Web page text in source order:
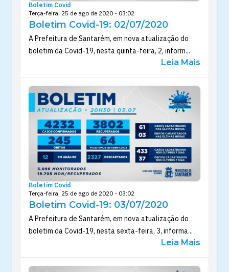
Boletim Covid
Terça-feira, 25 de ago de 2020 - 03:02
Boletim Covid-19: 02/07/2020
A Prefeitura de Santarém, em nova atualização do
boletim da Covid-19, nesta quinta-feira, 2, inform...
Leia Mais
Boletim Covid
Terça-feira, 25 de ago de 2020 - 03:02
Boletim Covid-19: 03/07/2020
A Prefeitura de Santarém, em nova atualização do
boletim da Covid-19, nesta sexta-feira, 3, informa...
Leia Mais